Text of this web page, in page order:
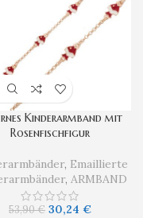
Kinderarmband mit
Rosenfischfigur
, Emaillierte
, ARMBAND
53,90€ 30,24 €